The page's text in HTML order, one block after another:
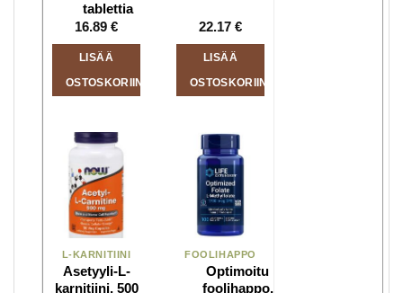
tablettia
16.89 €
LISÄÄ
OSTOSKORIIN
22.17 €
LISÄÄ
OSTOSKORIIN
L-KARNITIINI
Asetyyli-L-
karnitiini, 500
FOOLIHAPPO
Optimoitu
foolihappo,